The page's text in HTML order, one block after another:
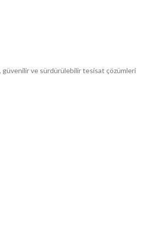
güvenilir ve sürdürülebilir tesisat çözümleri